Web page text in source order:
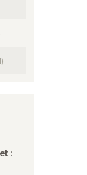
: